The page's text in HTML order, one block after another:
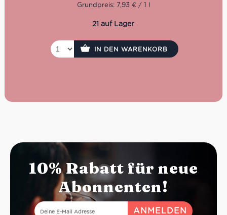
Grundpreis: 7,93 € / 1 l
21 auf Lager
IN DEN WARENKORB
10% Rabatt für neue
Abonnenten!